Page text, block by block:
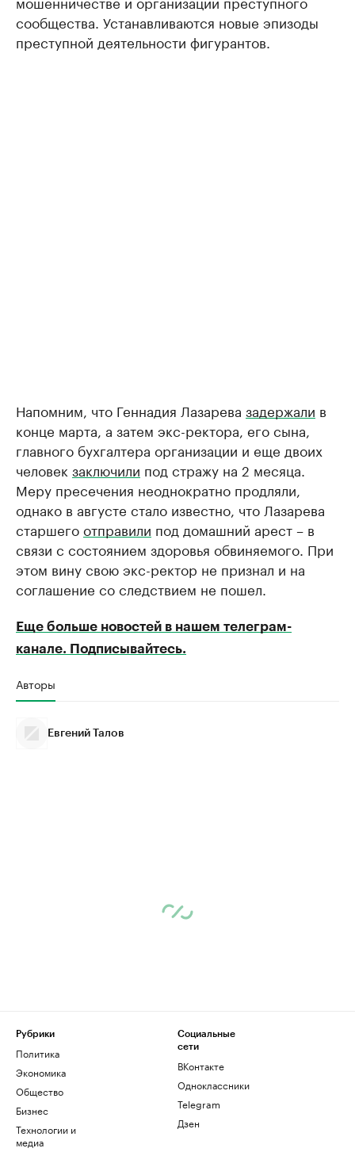
сообщества. Устанавливаются новые эпизоды
преступной деятельности фигурантов.
Напомним, что Геннадия Лазарева задержали в
конце марта, а затем экс-ректора, его сына,
главного бухгалтера организации и еще двоих
человек заключили под стражу на 2 месяца.
Меру пресечения неоднократно продляли,
однако в августе стало известно, что Лазарева
старшегоотправили под домашний арест – в
связи с состоянием здоровья обвиняемого. При
этом вину свою экс-ректор не признал и на
соглашение со следствием не пошел.
Еще больше новостей в нашем телеграм-
канале. Подписывайтесь.
Авторы
Евгений Талов
Рубрики
Политика
Экономика
Общество
Бизнес
Технологии и
медиа
Социальные
сети
ВКонтакте
Одноклассники
Telegram
Дзен